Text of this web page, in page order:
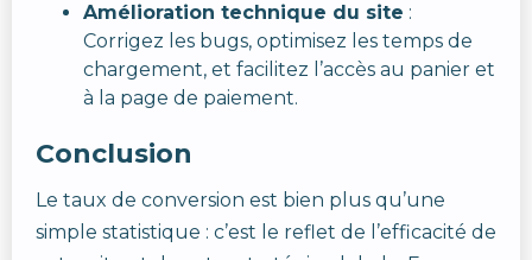
Amélioration technique du site :
Corrigez les bugs, optimisez les temps de
chargement, et facilitez l’accès au panier et
à la page de paiement.
Conclusion
Le taux de conversion est bien plus qu’une
simple statistique : c’est le reflet de l’efficacité de